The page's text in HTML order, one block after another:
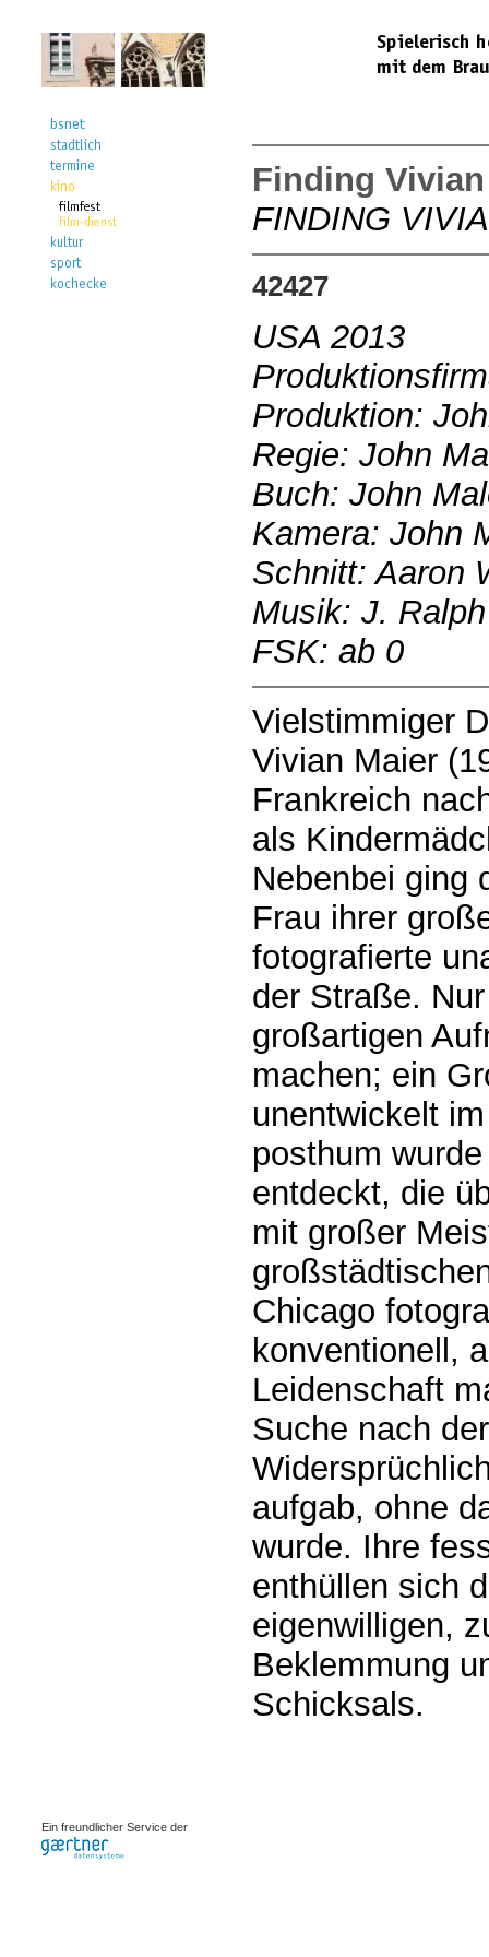
Finding
FINDING
42427
USA 2013
Produktion:
Regie: John
Buch: John
Kamera: John
Schnitt: Aaron
Musik: J. Ralph
FSK: ab 0
Vielstimmiger
Vivian Maier
Frankreich
als
Nebenbei ging
Frau ihrer
fotografierte
der Straße.
großartigen
machen; ein
unentwickelt
posthum
entdeckt, die
mit großer
Chicago
konventionell,
Leidenschaft
Suche nach
aufgab, ohne
wurde. Ihre
enthüllen sich
eigenwilligen,
Beklemmung
Schicksals.
Ein freundlicher Service der